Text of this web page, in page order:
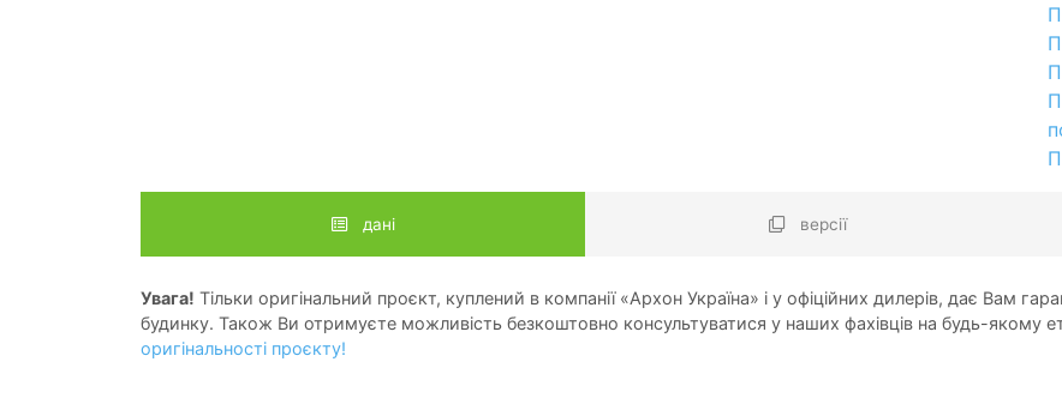
дані версії
Увага! Тільки оригінальний проєкт, куплений в компанії «Архон Україна» і у офіційних дилерів, дає Вам
будинку. Також Ви отримуєте можливість безкоштовно консультуватися у наших фахівців на будь-якому
оригінальності проєкту!